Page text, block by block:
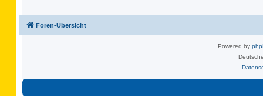
Foren-Übersicht
Powered by